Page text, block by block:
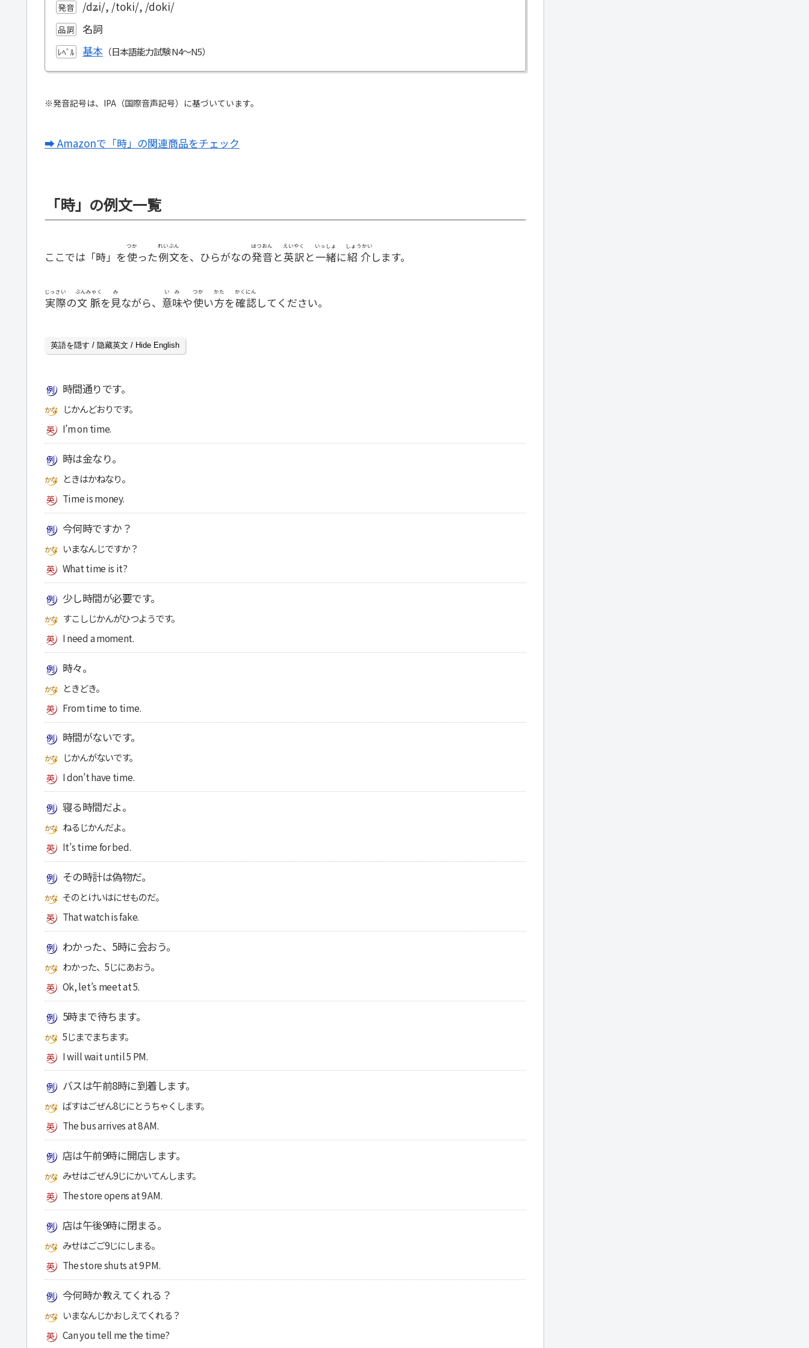
発音 /dʑi/, /toki/, /doki/
品詞 名詞
ﾚﾍﾞﾙ 基本
※発音記号は、IPA（国際音声記号）に基づいています。
➡ Amazonで「時」の関連商品をチェック
「時」の例文一覧
ここでは「時」を使
つか
った例文
れいぶん
を、ひらがなの発音
はつおん
と英訳
えいやく
と一緒
いっしょ
に紹介
しょうかい
します。
実際
じっさい
の文脈
ぶんみゃく
を 見
み
ながら、 意味
いみ
や使
つか
い方
かた
を確認
かくにん
してください。
英語を隠す / 隐藏英文 / Hide English
時間通りです。
じかんどおりです。
I’m on time.
時は金なり。
ときはかねなり。
Time is money.
今何時ですか？
いまなんじですか？
What time is it?
少し時間が必要です。
すこしじかんがひつようです。
I need a moment.
時々。
ときどき。
From time to time.
時間がないです。
じかんがないです。
I don’t have time.
寝る時間だよ。
ねるじかんだよ。
It’s time for bed.
その時計は偽物だ。
そのとけいはにせものだ。
That watch is fake.
わかった、5時に会おう。
わかった、5じにあおう。
Ok, let’s meet at 5.
5時まで待ちます。
5じまでまちます。
I will wait until 5 PM.
バスは午前8時に到着します。
ばすはごぜん8じにとうちゃくします。
The bus arrives at 8 AM.
店は午前9時に開店します。
みせはごぜん9じにかいてんします。
The store opens at 9 AM.
店は午後9時に閉まる。
みせはごご9じにしまる。
The store shuts at 9 PM.
今何時か教えてくれる？
いまなんじかおしえてくれる？
Can you tell me the time?